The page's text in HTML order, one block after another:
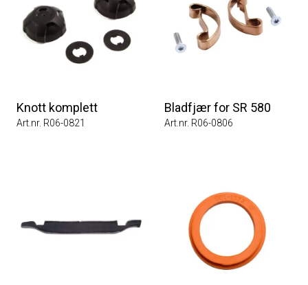
Knott komplett
Art.nr. R06-0821
Bladfjær for SR 580
Art.nr. R06-0806